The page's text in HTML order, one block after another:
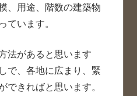
、用途、階数の建築物
ています。
法があると思います
で、各地に広まり、緊
きればと思います。